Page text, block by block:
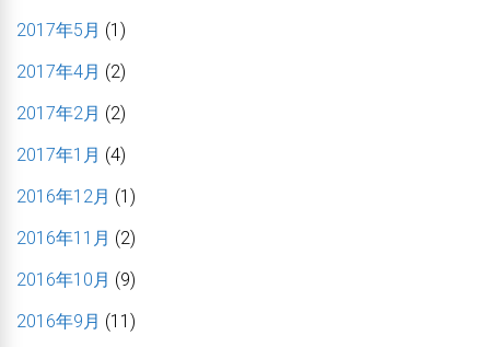
2017年5月 (1)
2017年4月 (2)
2017年2月 (2)
2017年1月 (4)
2016年12月 (1)
2016年11月 (2)
2016年10月 (9)
2016年9月 (11)